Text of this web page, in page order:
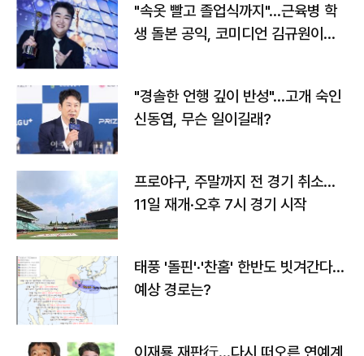
"속옷 빨고 졸업식까지"…근육병 학
생 돌본 공익, 코미디언 김규원이었
"경솔한 언행 깊이 반성"…고개 숙인
신동엽, 무슨 일이길래?
프로야구, 주말까지 전 경기 취소…
11일 재개·오후 7시 경기 시작
태풍 '돌핀'·'찬홈' 한반도 빗겨간다…
예상 경로는?
이재룡 재판行…다시 떠오른 연예계